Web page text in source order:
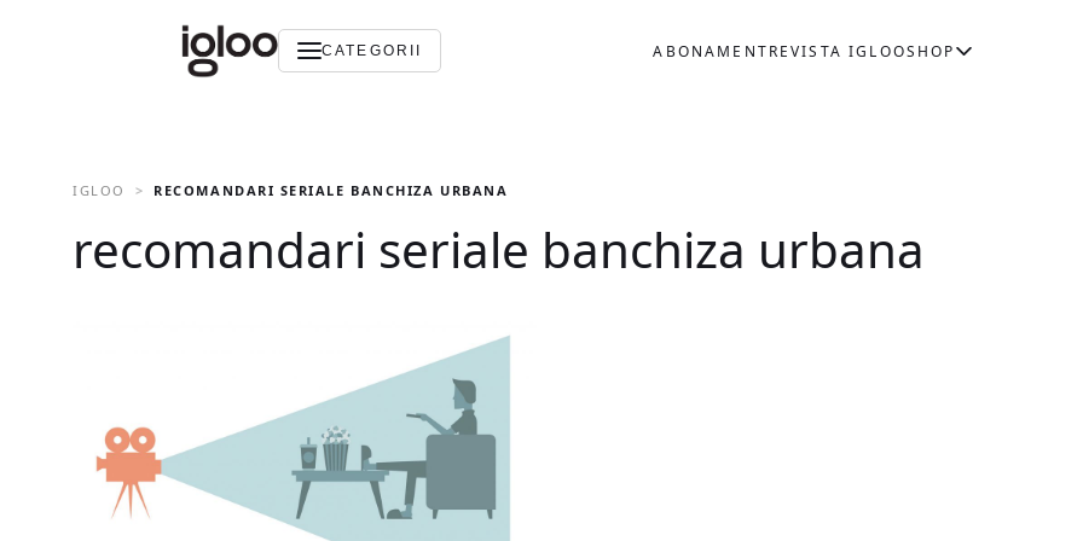
CATEGORII ABONAMENTREVISTA IGLOOSHOP
IGLOO RECOMANDARI SERIALE BANCHIZA URBANA
recomandari seriale banchiza urbana